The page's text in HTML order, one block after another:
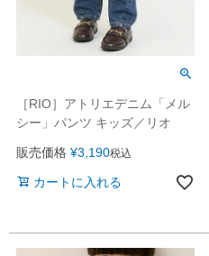
［RIO］アトリエデニム「メル
シー」パンツ キッズ／リオ
販売価格 ¥3,190税込
カートに入れる